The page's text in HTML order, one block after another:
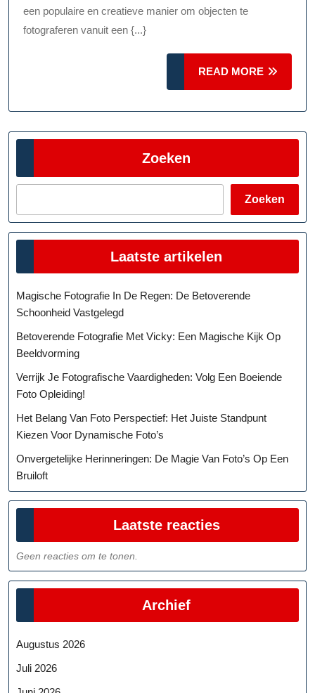
Van
Van
Bovenaf
een populaire en creatieve manier om objecten te
fotograferen vanuit een {...}
READ MORE
MORE
Zoeken
Zoeken
Laatste artikelen
Magische Fotografie In De Regen: De Betoverende
Schoonheid Vastgelegd
Betoverende Fotografie Met Vicky: Een Magische Kijk Op
Beeldvorming
Verrijk Je Fotografische Vaardigheden: Volg Een Boeiende
Foto Opleiding!
Het Belang Van Foto Perspectief: Het Juiste Standpunt
Kiezen Voor Dynamische Foto’s
Onvergetelijke Herinneringen: De Magie Van Foto’s Op Een
Bruiloft
Laatste reacties
Geen reacties om te tonen.
Archief
Augustus 2026
Juli 2026